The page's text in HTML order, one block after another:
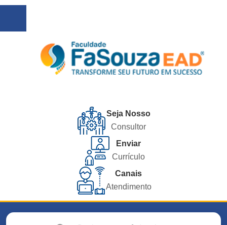
Seja Nosso
Consultor
Enviar
Currículo
Canais
Atendimento